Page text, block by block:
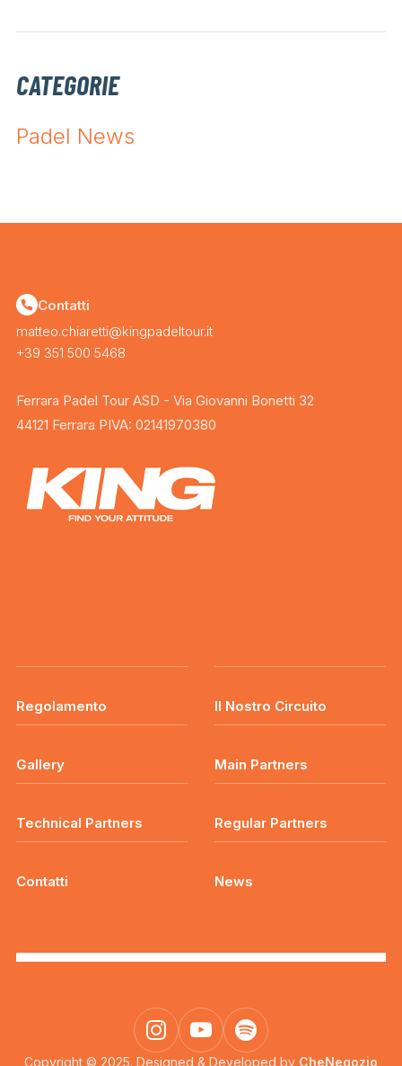
CATEGORIE
Padel News
Contatti
matteo.chiaretti@kingpadeltour.it
+39 351 500 5468
Ferrara Padel Tour ASD - Via Giovanni Bonetti 32
44121 Ferrara PIVA: 02141970380
Regolamento Il Nostro Circuito
Gallery Main Partners
Technical Partners Regular Partners
Contatti News
Copyright © 2025. Designed & Developed by CheNegozio